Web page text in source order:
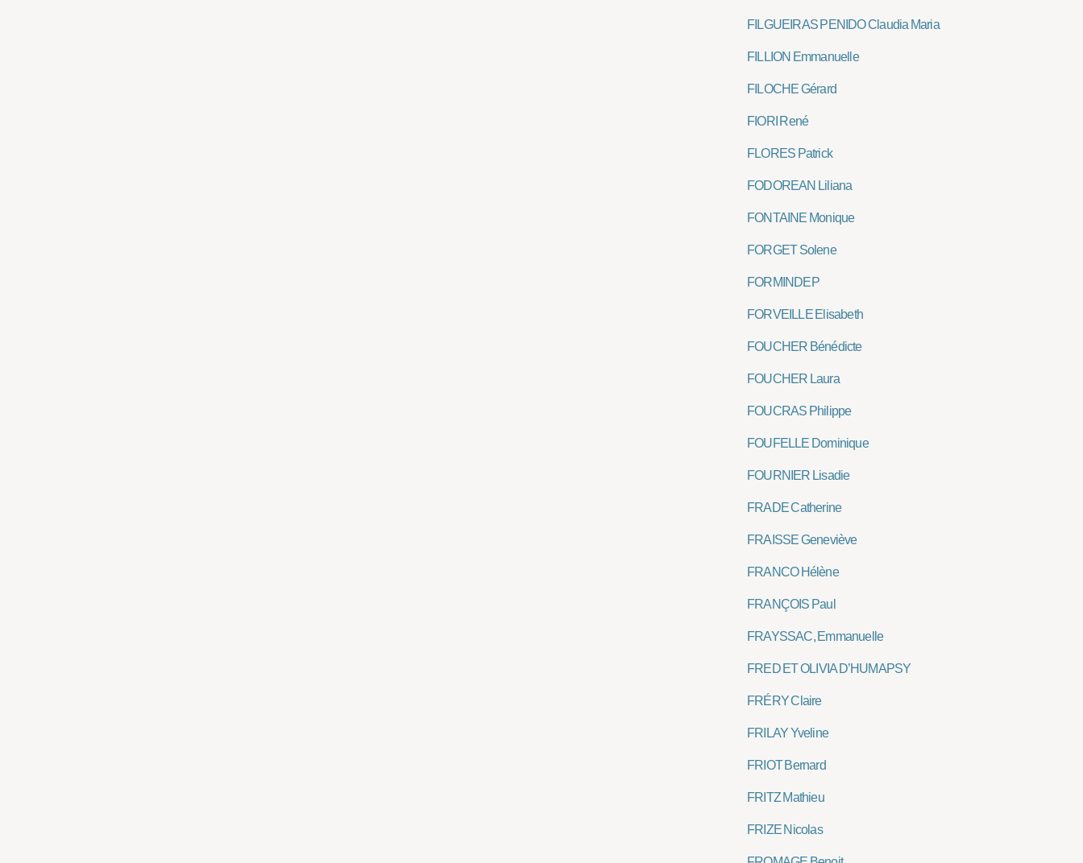
FILGUEIRAS PENIDO Claudia Maria
FILLION Emmanuelle
FILOCHE Gérard
FIORI René
FLORES Patrick
FODOREAN Liliana
FONTAINE Monique
FORGET Solene
FORMINDEP
FORVEILLE Elisabeth
FOUCHER Bénédicte
FOUCHER Laura
FOUCRAS Philippe
FOUFELLE Dominique
FOURNIER Lisadie
FRADE Catherine
FRAISSE Geneviève
FRANCO Hélène
FRANÇOIS Paul
FRAYSSAC, Emmanuelle
FRED ET OLIVIA D’HUMAPSY
FRÉRY Claire
FRILAY Yveline
FRIOT Bernard
FRITZ Mathieu
FRIZE Nicolas